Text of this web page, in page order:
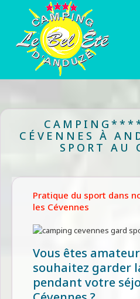
CÉVENNES À
SPORT AU
Pratique du sport dans
les Cévennes
Vous êtes
souhaitez garder
pendant votre